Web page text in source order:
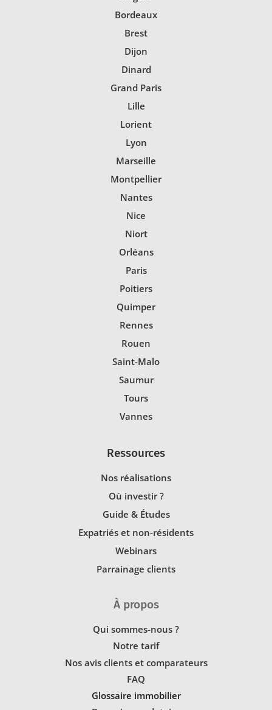
Bordeaux
Brest
Dijon
Dinard
Grand Paris
Lille
Lorient
Lyon
Marseille
Montpellier
Nantes
Nice
Niort
Orléans
Paris
Poitiers
Quimper
Rennes
Rouen
Saint-Malo
Saumur
Tours
Vannes
Ressources
Nos réalisations
Où investir ?
Guide & Études
Expatriés et non-résidents
Webinars
Parrainage clients
À propos
Qui sommes-nous ?
Notre tarif
Nos avis clients et comparateurs
FAQ
Glossaire immobilier